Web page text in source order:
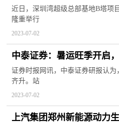
圳恒大总部项目用地|世界
近日，深圳湾超级总部基地B塔项
隆重举行
2023-07-02
中泰证券：暑运旺季开启
聚看点
证券时报网讯，中泰证券研报认
齐升。站
2023-07-02
上汽集团郑州新能源动力